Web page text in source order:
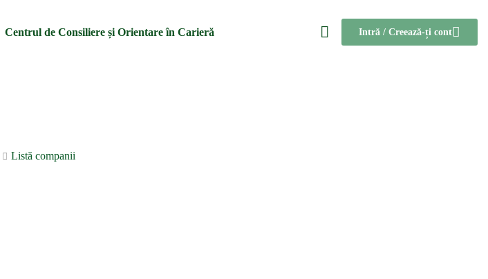
Centrul de Consiliere și Orientare în Carieră Intră / Creează-ți cont
Listă companii